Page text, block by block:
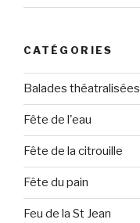
CATÉGORIES
Balades théatralisées
Fête de l'eau
Fête de la citrouille
Fête du pain
Feu de la St Jean